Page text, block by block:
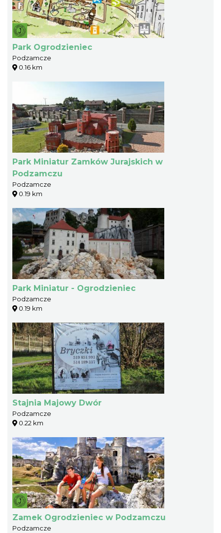
Park Ogrodzieniec
Podzamcze
0.16 km
Park Miniatur Zamków Jurajskich w
Podzamczu
Podzamcze
0.19 km
Park Miniatur - Ogrodzieniec
Podzamcze
0.19 km
Stajnia Majowy Dwór
Podzamcze
0.22 km
Zamek Ogrodzieniec w Podzamczu
Podzamcze